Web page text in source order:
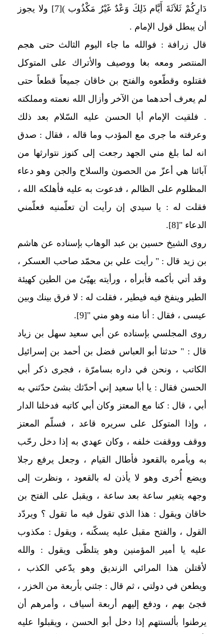
دَارِكُمْ ثَلاَثَةَ أَيَّام ذَلِكَ وَعْدٌ غَيْرُ مَكْذُوب )[7]
ولا يجوز
أن يبطل قول الإمام .
قال زرافة : فوالله ما جاء اليوم الثالث حتى هجم
المنتصر ومعه بغا ووصيف والأتراك على المتوكل
فقتلوه وقطّعوه والفتح بن خاقان جميعاً قطعاً حتى
لم يعرف أحدهما من الآخر وأزال الله نعمته ومملكته
. فلقيت الإمام أبا الحسن عليه السّلام بعد ذلك
وعرفته ما جرى مع المؤدب وما قاله ، فقال : صدق
انه لما بلغ مني الجهد رجعت إلى كنوز نتوارثها من
آبائنا هي أعزّ من الحصون والسلاح والجن وهو دعاء
المظلوم على الظالم ، فدعوت به عليه فأهلكه الله ،
فقلت له : يا سيدي إن رأيت أن تعلّمنيه فعلّمني
الدعاء "[8]
.
روى الشيخ حسين بن عبد الوهاب بإسناده عن هاشم
بن زيد قال : " رأيت علي بن محمّد صاحب العسكر ،
وقد أتي بأكمه فأبرأه ، ورأيته يهيّئ من الطين كهيئة
الطير وينفخ فيه فيطير ، فقلت له : لا فرق بينك وبين
عيسى ، فقال : أنا منه وهو مني "[9]
.
روى المجلسي بإسناده عن أبي سعيد سهل بن زياد
قال : " حدثنا أبو العباس فضل بن أحمد بن إسرائيل
الكاتب ، ونحن في داره بسامرّة ، فجرى ذكر أبي
الحسن فقال : يا أبا سعيد إني أحدّثك بشئ حدّثني به
أبي ، قال : كنا مع المعتز وكان أبي كاتبه فدخلنا الدار
، وإذا المتوكل على سريره قاعد ، فسلّم المعتز
ووقف ووقفت خلفه ، وكان عهدي به إذا دخل رحّب
به ويأمره بالقعود فأطال القيام ، وجعل يرفع رجلا
ويضع أُخرى وهو لا يأذن له بالقعود ، ونظرت إلى
وجهه يتغير ساعة بعد ساعة ، ويقبل على الفتح بن
خاقان ويقول : هذا الذي تقول فيه ما تقول ؟ ويردّد
القول ، والفتح مقبل عليه يسكّنه ، ويقول : مكذوب
عليه يا أمير المؤمنين وهو يتلظّى ويقول : والله
لأقتلن هذا المرائي الزنديق وهو يدّعي الكذب ،
ويطعن في دولتي ، ثم قال : جئني بأربعة من الخزر ،
فجئ بهم ، ودفع إليهم أربعة أسياف ، وأمرهم أن
يرطنوا بألسنتهم إذا دخل أبو الحسن ، ويقبلوا عليه